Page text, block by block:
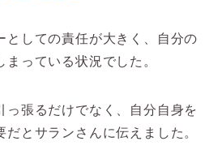
としての責任が大きく、自分の
っている状況でした。
っ張るだけでなく、自分自身を
とサランさんに伝えました。